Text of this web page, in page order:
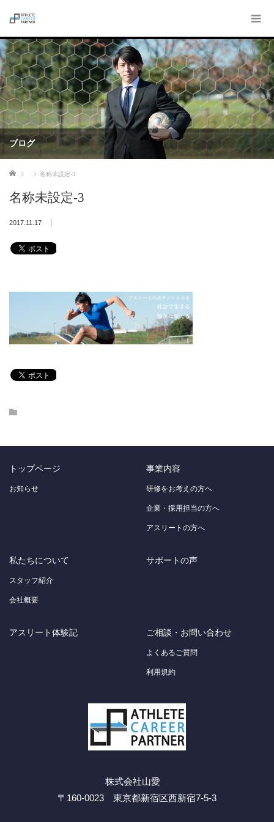
ブログ
ホーム 名称未設定-3
名称未設定-3
2017.11.17
トップページ
お知らせ
事業内容
研修をお考えの方へ
企業・採用担当の方へ
アスリートの方へ
私たちについて
スタッフ紹介
会社概要
サポートの声
アスリート体験記 ご相談・お問い合わせ
よくあるご質問
利用規約
株式会社山愛
〒160-0023 東京都新宿区西新宿7-5-3